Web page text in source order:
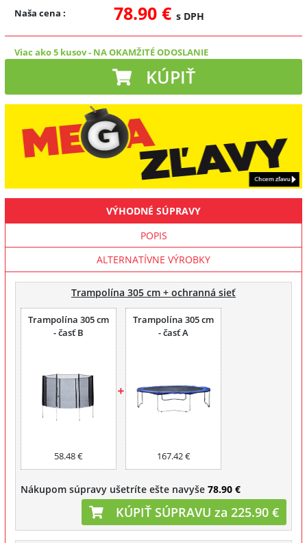
Naša cena : 78.90 € s DPH
Viac ako 5 kusov- NA OKAMŽITÉ ODOSLANIE
KÚPIŤ
VÝHODNÉ SÚPRAVY
POPIS
ALTERNATÍVNE VÝROBKY
Trampolína 305 cm + ochranná sieť
Trampolína 305 cm
- časť B
58.48 €
Trampolína 305 cm
- časť A
167.42 €
Nákupom súpravy ušetríte ešte navyše 78.90 €
KÚPIŤ SÚPRAVU za 225.90 €